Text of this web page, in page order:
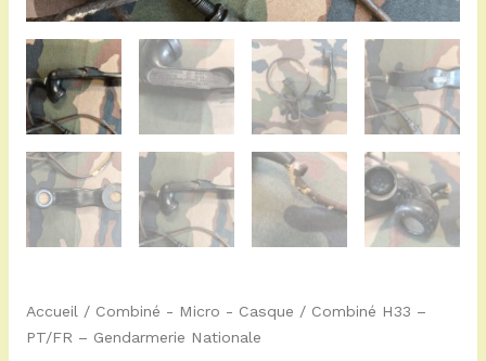
Accueil / Combiné - Micro - Casque / Combiné H33 –
PT/FR – Gendarmerie Nationale